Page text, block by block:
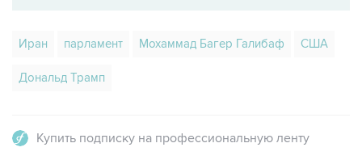
Иран парламент Мохаммад Багер Галибаф США
Дональд Трамп
Купить подписку на профессиональную ленту